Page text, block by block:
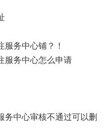
务中心铺？！
服务中心怎么申请
务中心审核不通过可以删